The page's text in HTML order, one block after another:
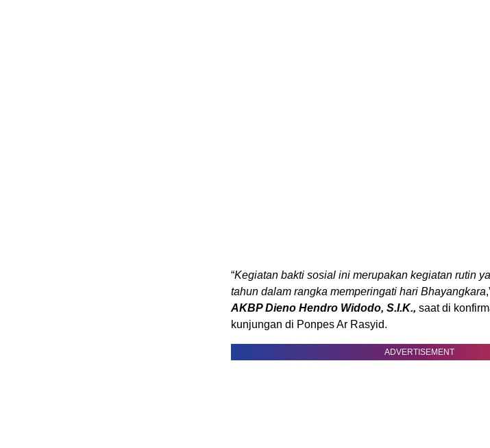
“Kegiatan bakti sosial ini merupakan kegiatan rutin
tahun dalam rangka memperingati hari Bhayangkara
AKBP Dieno Hendro Widodo, S.I.K., saat di
kunjungan di Ponpes Ar Rasyid.
ADVERTISEMENT